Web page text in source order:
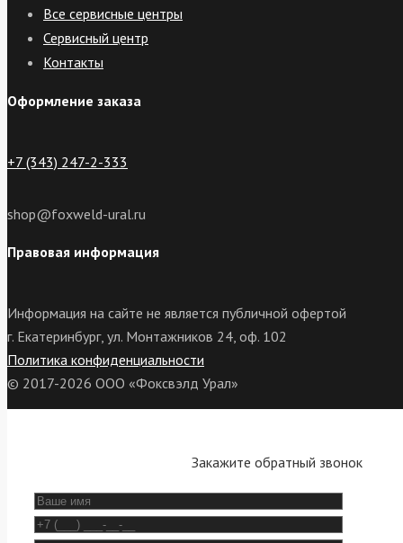
Все сервисные центры
Сервисный центр
Контакты
Оформление заказа
+7 (343) 247-2-333
shop@foxweld-ural.ru
Правовая информация
Информация на сайте не является публичной офертой
г. Екатеринбург, ул. Монтажников 24, оф. 102
Политика конфиденциальности
© 2017-2026 ООО «Фоксвэлд Урал»
Закажите обратный звонок